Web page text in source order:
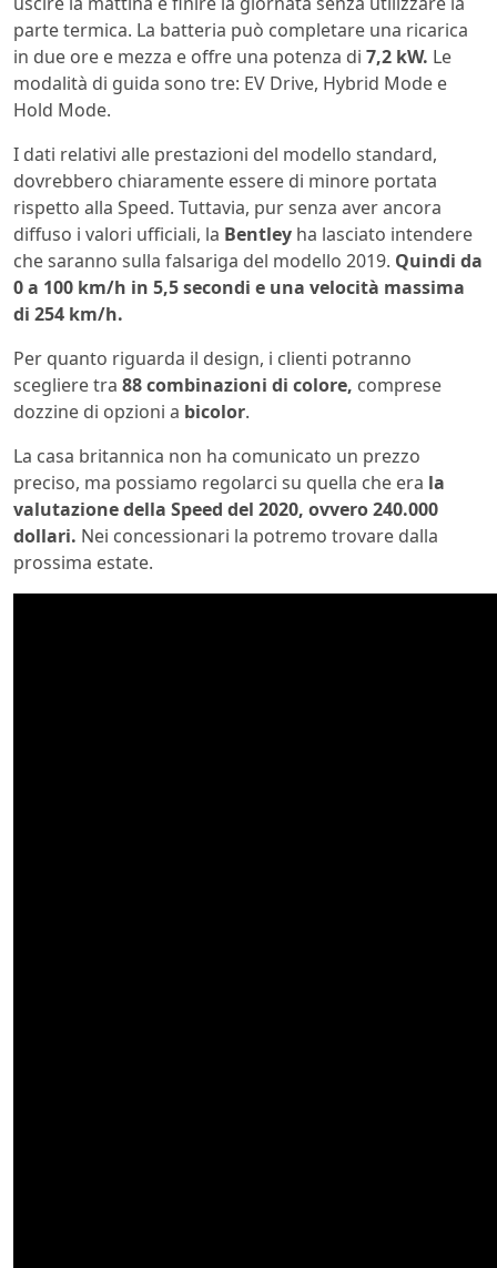
parte termica. La batteria può completare una ricarica
in due ore e mezza e offre una potenza di 7,2 kW. Le
modalità di guida sono tre: EV Drive, Hybrid Mode e
Hold Mode.
I dati relativi alle prestazioni del modello standard,
dovrebbero chiaramente essere di minore portata
rispetto alla Speed. Tuttavia, pur senza aver ancora
diffuso i valori ufficiali, la Bentley ha lasciato intendere
che saranno sulla falsariga del modello 2019. Quindi da
0 a 100 km/h in 5,5 secondi e una velocità massima
di 254 km/h.
Per quanto riguarda il design, i clienti potranno
scegliere tra 88 combinazioni di colore, comprese
dozzine di opzioni a bicolor.
La casa britannica non ha comunicato un prezzo
preciso, ma possiamo regolarci su quella che era la
valutazione della Speed del 2020, ovvero 240.000
dollari. Nei concessionari la potremo trovare dalla
prossima estate.